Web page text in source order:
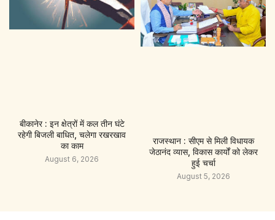
बीकानेर : इन क्षेत्रों में कल तीन घंटे
रहेगी बिजली बाधित, चलेगा रखरखाव
का काम
August 6, 2026
राजस्थान : सीएम से मिली विधायक
जेठानंद व्यास, विकास कार्यों को लेकर
हुई चर्चा
August 5, 2026